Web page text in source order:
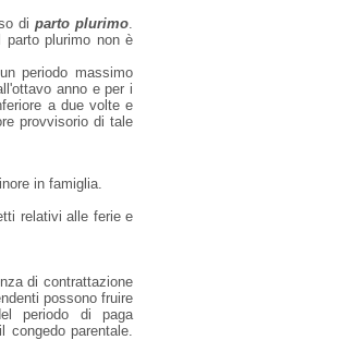
diparto plurimo.
parto plurimo non è
periodo massimo
anno e per i
a due volte e
provvisorio di tale
in famiglia.
relativi alle ferie e
di contrattazione
possono fruire
periodo di paga
congedo parentale.